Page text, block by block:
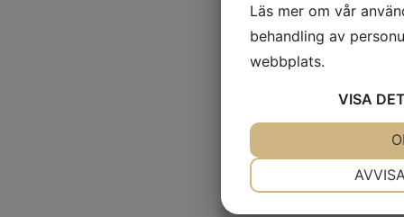
Läs mer om vår
behandling av
webbplats.
VISA